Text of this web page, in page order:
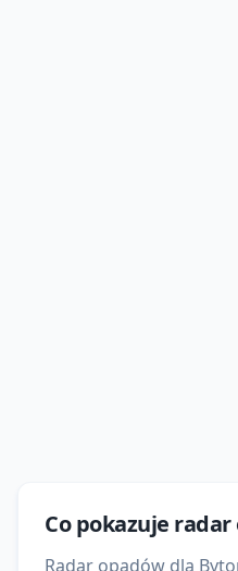
Co pokazuje radar
Radar opadów dla